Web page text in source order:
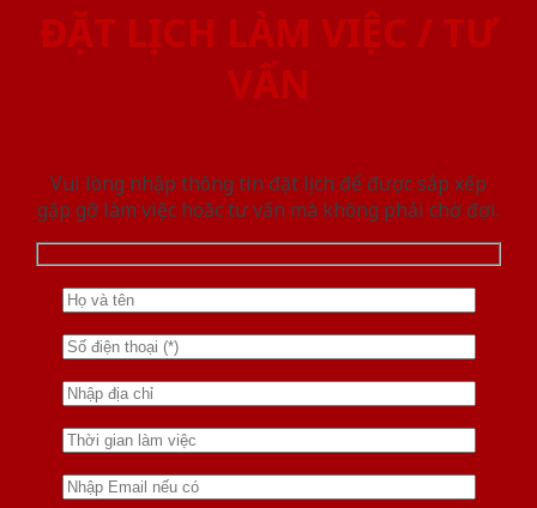
ĐẶT LỊCH LÀM VIỆC / TƯ
VẤN
Vui lòng nhập thông tin đặt lịch để được sắp xếp
gặp gỡ làm việc hoăc tư vấn mà không phải chờ đợi.